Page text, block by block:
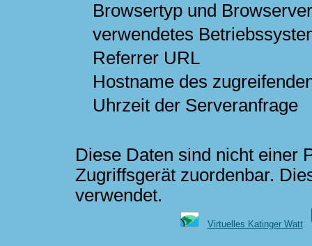
Browsertyp und
verwendetes
Referrer URL
Hostname des
Uhrzeit der Serveranfrage
Diese Daten sind nicht einer
Zugriffsgerät zuordenbar.
verwendet.
Virtuelles Katinger Watt